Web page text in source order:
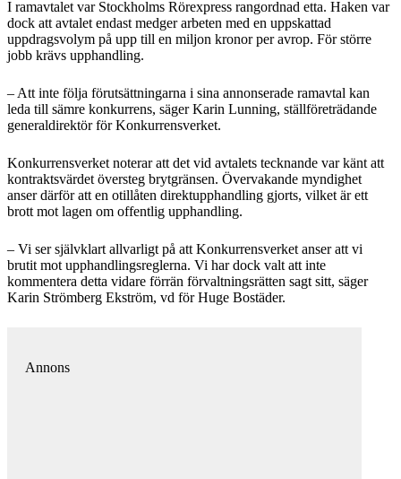
I ramavtalet var Stockholms Rörexpress rangordnad etta. Haken var
dock att avtalet endast medger arbeten med en uppskattad
uppdragsvolym på upp till en miljon kronor per avrop. För större
jobb krävs upphandling.
– Att inte följa förutsättningarna i sina annonserade ramavtal kan
leda till sämre konkurrens, säger Karin Lunning, ställföreträdande
generaldirektör för Konkurrensverket.
Konkurrensverket noterar att det vid avtalets tecknande var känt att
kontraktsvärdet översteg brytgränsen. Övervakande myndighet
anser därför att en otillåten direktupphandling gjorts, vilket är ett
brott mot lagen om offentlig upphandling.
– Vi ser självklart allvarligt på att Konkurrensverket anser att vi
brutit mot upphandlingsreglerna. Vi har dock valt att inte
kommentera detta vidare förrän förvaltningsrätten sagt sitt, säger
Karin Strömberg Ekström, vd för Huge Bostäder.
Annons